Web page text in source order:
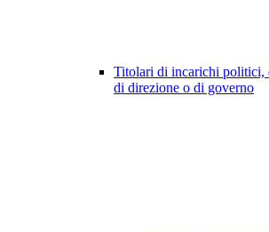
Titolari di incarichi politici,
di direzione o di governo